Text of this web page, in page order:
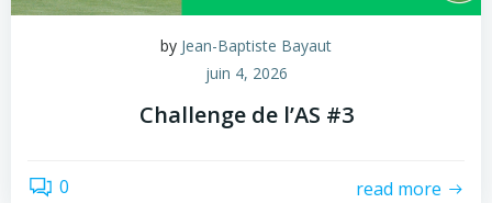
by Jean-Baptiste Bayaut
juin 4, 2026
Challenge de l’AS #3
0 read more